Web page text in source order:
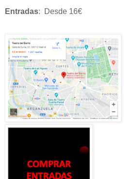
Entradas: Desde 16€